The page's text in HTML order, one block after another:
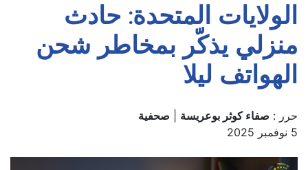
الولايات المتحدة: حادث
منزلي يذكّر بمخاطر شحن
الهواتف ليلا
حرر : صفاء كوثر بوعريسة
صحفية
5 نوفمبر 2025